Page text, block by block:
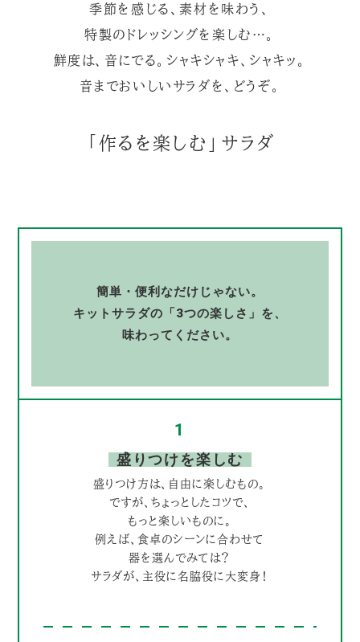
季節を感じる、素材を味わう、
特製のドレッシングを楽しむ…。
鮮度は、音にでる。シャキシャキ、シャキッ。
音までおいしいサラダを、どうぞ。
「作るを楽しむ」サラダ
簡単・便利なだけじゃない。
キットサラダの「3つの楽しさ」を、
味わってください。
1
盛りつけを楽しむ
盛りつけ方は、自由に楽しむもの。
ですが、ちょっとしたコツで、
もっと楽しいものに。
例えば、食卓のシーンに合わせて
器を選んでみては？
サラダが、主役に名脇役に大変身！